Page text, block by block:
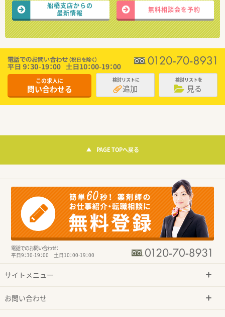
船橋支店からの
最新情報
無料相談会を予約
この求人に
問い合わせる
検討リストに
追加
検討リストを
見る
PAGE TOPへ戻る
電話でのお問い合わせ：
平日9：30-19：00 土日10：00-19：00
サイトメニュー
お問い合わせ